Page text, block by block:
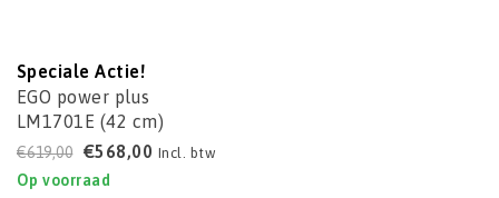
Speciale Actie!
EGO power plus
LM1701E (42 cm)
Grasmaaier
€619,00 €568,00 Incl. btw
Op voorraad